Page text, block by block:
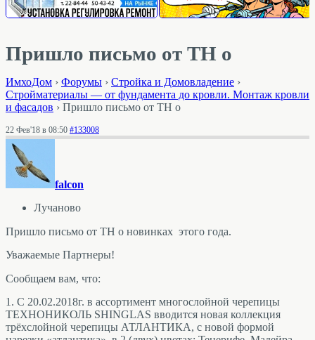
Пришло письмо от ТН о
ИмхоДом › Форумы › Стройка и Домовладение ›
Стройматериалы — от фундамента до кровли. Монтаж кровли
и фасадов › Пришло письмо от ТН о
22 Фев'18 в 08:50 #133008
falcon
Лучаново
Пришло письмо от ТН о новинках этого года.
Уважаемые Партнеры!
Сообщаем вам, что:
1. С 20.02.2018г. в ассортимент многослойной черепицы
ТЕХНОНИКОЛЬ SHINGLAS вводится новая коллекция
трёхслойной черепицы АТЛАНТИКА, с новой формой